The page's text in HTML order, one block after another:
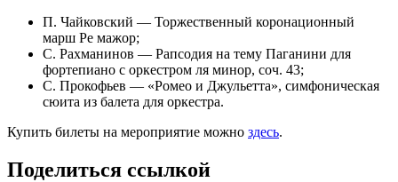
П. Чайковский — Торжественный коронационный
марш Ре мажор;
С. Рахманинов — Рапсодия на тему Паганини для
фортепиано с оркестром ля минор, соч. 43;
С. Прокофьев — «Ромео и Джульетта», симфоническая
сюита из балета для оркестра.
Купить билеты на мероприятие можно здесь.
Поделиться ссылкой